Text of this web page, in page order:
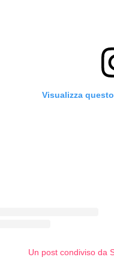
Visualizza
Un post condiviso da